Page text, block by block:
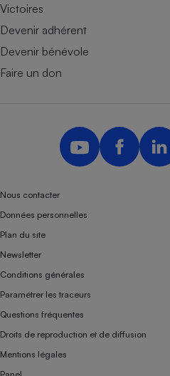
Victoires
Devenir adhérent
Devenir bénévole
Faire un don
Nous contacter
Données personnelles
Plan du site
Newsletter
Conditions générales
Paramétrer les traceurs
Questions fréquentes
Droits de reproduction et de diffusion
Mentions légales